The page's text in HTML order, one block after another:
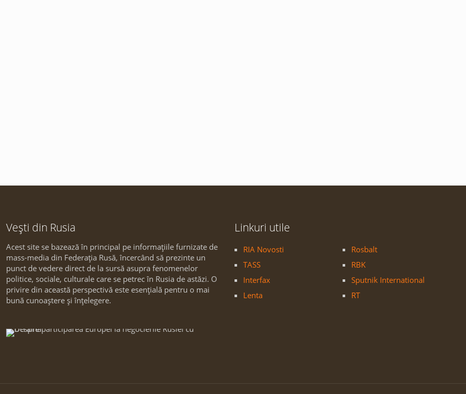
Vești din Rusia
Acest site se bazează în principal pe informațiile furnizate de
mass-media din Federația Rusă, încercând să prezinte un
punct de vedere direct de la sursă asupra fenomenelor
politice, sociale, culturale care se petrec în Rusia de astăzi. O
privire din această perspectivă este esențială pentru o mai
bună cunoaștere și înțelegere.
Linkuri utile
RIA Novosti
TASS
Interfax
Lenta
Rosbalt
RBK
Sputnik International
RT